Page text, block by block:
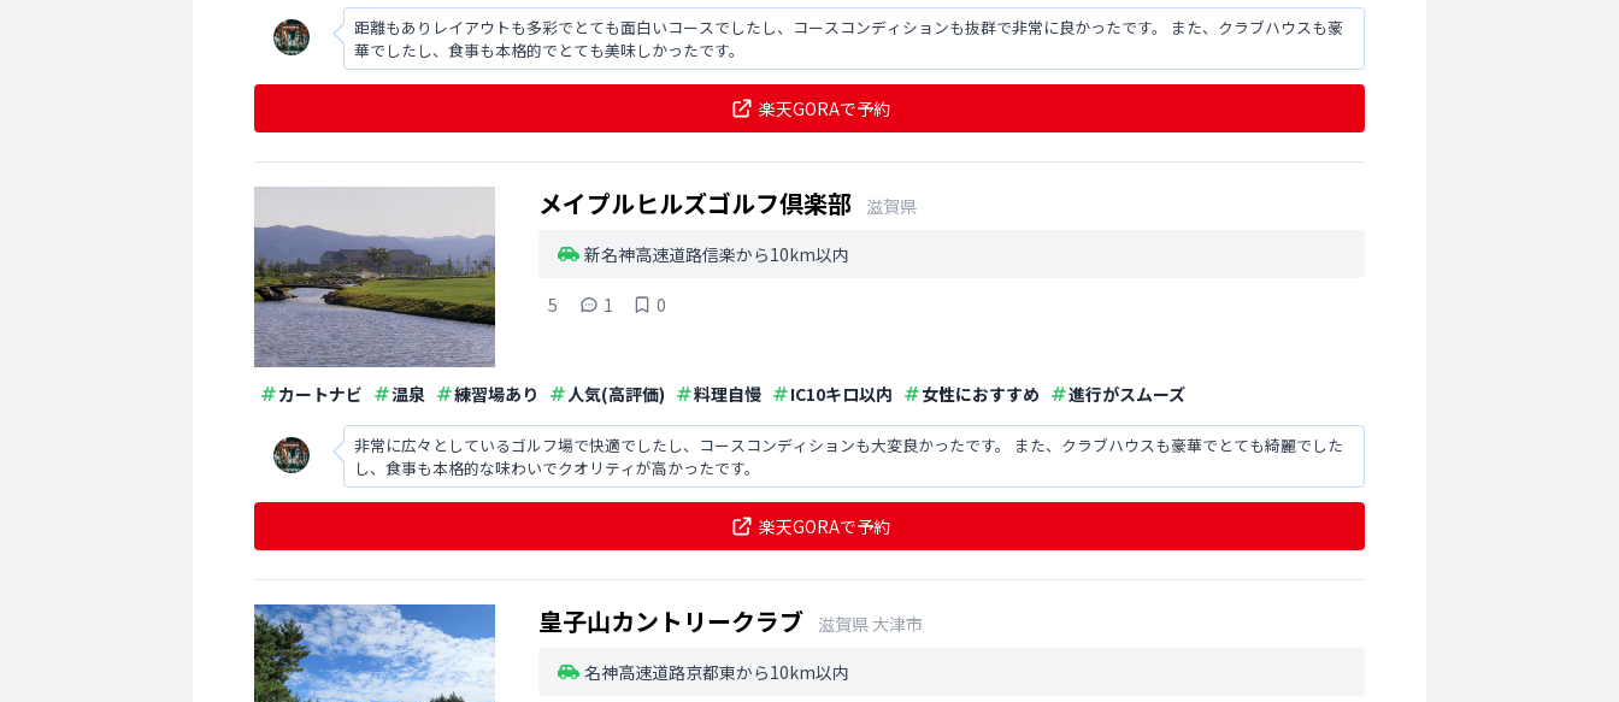
距離もありレイアウトも多彩でとても面白いコースでしたし、コースコンディションも抜群で非常に良かったです。 また、クラブハウスも豪
華でしたし、食事も本格的でとても美味しかったです。
楽天GORAで予約
メイプルヒルズゴルフ倶楽部
滋賀県
新名神高速道路信楽から10km以内
5 1 0
カートナビ 温泉 練習場あり 人気(高評価) 料理自慢 IC10キロ以内 女性におすすめ 進行がスムーズ
非常に広々としているゴルフ場で快適でしたし、コースコンディションも大変良かったです。 また、クラブハウスも豪華でとても綺麗でした
し、食事も本格的な味わいでクオリティが高かったです。
楽天GORAで予約
皇子山カントリークラブ 滋賀県 大津市
名神高速道路京都東から10km以内